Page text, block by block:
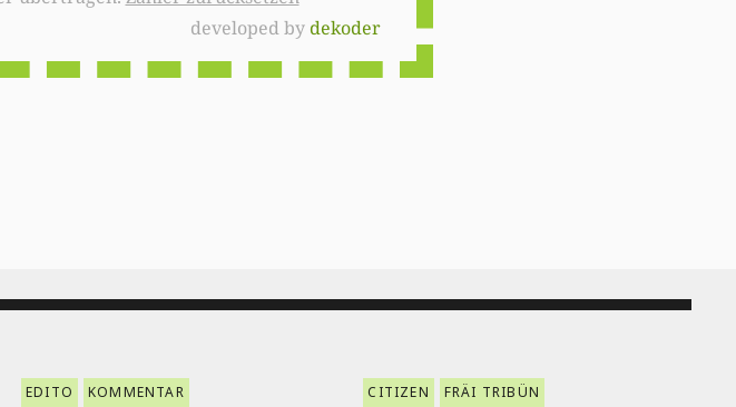
developed bydekoder
EDITO
KOMMENTAR
CITIZEN
FRÄI TRIBÜN